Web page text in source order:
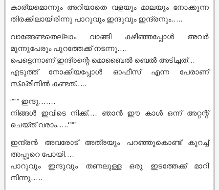
കാര്യമൊന്നും അറിയാതെ വളയും മാലയും നോക്കുന്ന
തിരക്കിലായിരിന്നു പാറുവും ഇന്ദുവും ഇന്ദ്രനും…..
വാങ്ങേണ്ടതെല്ലാം വാങ്ങി കഴിഞ്ഞപ്പോൾ അവർ
മൂന്നുപേരും പുറത്തേക്ക് നടന്നു….
പെട്ടെന്നാണ് ഇന്ദ്രന്റെ മൊബൈൽ ബെൽ അടിച്ചത്…
എടുത്ത് നോക്കിയപ്പോൾ ഓഫീസ് എന്ന പേരാണ്
സ്‌ക്രീനിൽ കണ്ടത്…..
‘””” ഇന്ദു…….
നിങ്ങൾ ഇവിടെ നിക്ക്…. ഞാൻ ഈ കാൾ ഒന്ന് അറ്റന്റ്
ചെയ്ത് വരാം…..'”””
ഇന്ദ്രൻ അവരോട് അത്രയും പറഞ്ഞുകൊണ്ട് കുറച്ച്
അപ്പുറെ പോയി….
പാറുവും ഇന്ദുവും തണലുള്ള ഒരു ഇടത്തേക്ക് മാറി
നിന്നു…..